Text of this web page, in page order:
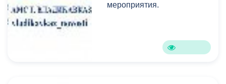
мероприятия.